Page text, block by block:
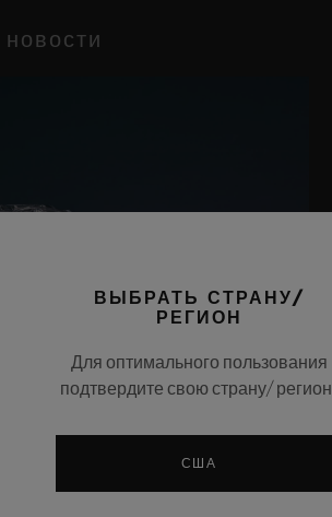
ВЫБРАТЬ СТРАНУ/
РЕГИОН
Для оптимального пользования
подтвердите свою страну/
США